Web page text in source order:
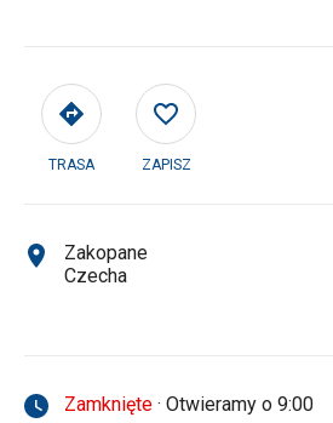
TRASA ZAPISZ
Zakopane
Czecha
Zamknięte · Otwieramy o 9:00